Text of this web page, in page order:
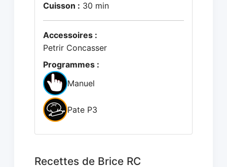
Cuisson : 30 min
Accessoires :
Petrir Concasser
Programmes :
Manuel
Pate P3
Recettes de Brice RC